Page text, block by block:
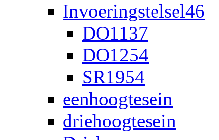
Invoeringstelsel46
DO1137
DO1254
SR1954
eenhoogtesein
driehoogtesein